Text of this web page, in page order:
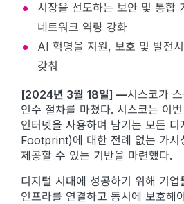
시장을 선도하는 보안 및 통합
네트워크 역량 강화
AI 혁명을 지원, 보호 및 발전
갖춰
[2024년 3월 18일] —시스코가
인수 절차를 마쳤다. 시스코는 이번
인터넷을 사용하며 남기는 모든
Footprint)에 대한 전례 없는 가시
제공할 수 있는 기반을 마련했다.
디지털 시대에 성공하기 위해 기업
인프라를 연결하고 동시에 보호해